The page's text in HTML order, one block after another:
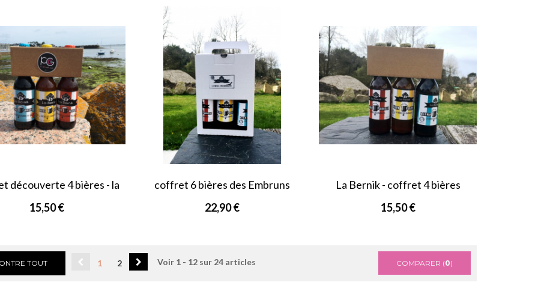
découverte 4 bières - la
15,50 €
coffret 6 bières des Embruns
22,90 €
La Bernik - coffret 4 bières
15,50 €
TOUT 1 2 Voir 1 - 12 sur 24 articles COMPARER (0)